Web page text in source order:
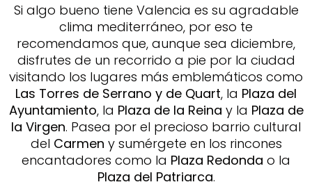
Si algo bueno tiene Valencia es su agradable
clima mediterráneo, por eso te
recomendamos que, aunque sea diciembre,
disfrutes de un recorrido a pie por la ciudad
visitando los lugares más emblemáticos como
Las Torres de Serrano y de Quart, la Plaza del
Ayuntamiento, la Plaza de la Reina y la Plaza de
la Virgen. Pasea por el precioso barrio cultural
del Carmen y sumérgete en los rincones
encantadores como la Plaza Redonda o la
Plaza del Patriarca.